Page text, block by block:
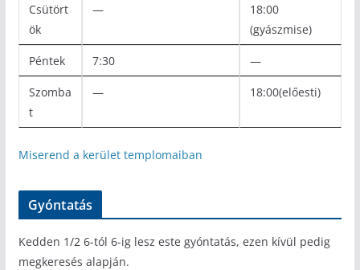
Csütört
ök
—
18:00
(gyászmise)
Péntek 7:30 —
Szomba
t
— 18:00(előesti)
Miserend a kerület templomaiban
Gyóntatás
Kedden 1/2 6-tól 6-ig lesz este gyóntatás, ezen kívül pedig
megkeresés alapján.